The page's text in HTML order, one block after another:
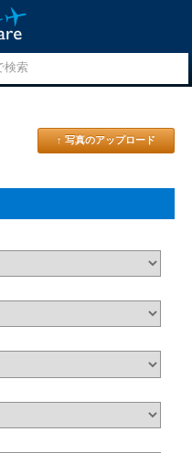
↑ 写真のアップロード